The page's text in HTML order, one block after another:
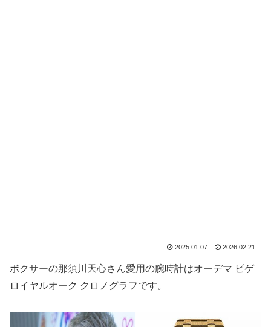
2025.01.07 2026.02.21
ボクサーの那須川天心さん愛用の腕時計はオーデマ ピゲ
ロイヤルオーク クロノグラフです。